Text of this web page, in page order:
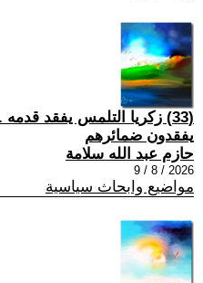
(33) زكريا التلمس يفقد
يفقدون ضمائرهم
حازم عبد الله سلامة
2026 / 8 / 9
مواضيع وابحاث سياسية